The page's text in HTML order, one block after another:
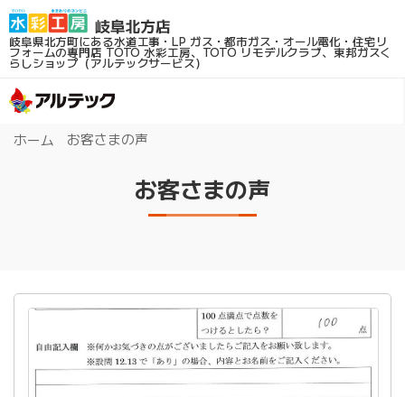
岐阜県北方町にある水道工事・LP ガス・都市ガス・オール電化・住宅リ
フォームの専門店TOTO 水彩工房、TOTO リモデルクラブ、東邦ガスく
らしショップ（アルテックサービス）
ホーム お客さまの声
お客さまの声